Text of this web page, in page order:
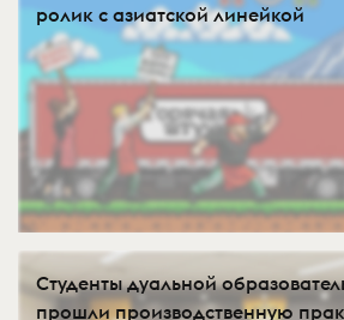
ролик с азиатской линейкой
Студенты дуальной
прошли производственную